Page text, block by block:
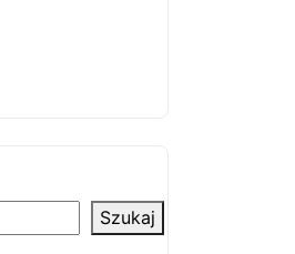
Szukaj